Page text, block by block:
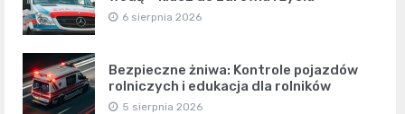
6 sierpnia 2026
Bezpieczne żniwa: Kontrole pojazdów
rolniczych i edukacja dla rolników
5 sierpnia 2026